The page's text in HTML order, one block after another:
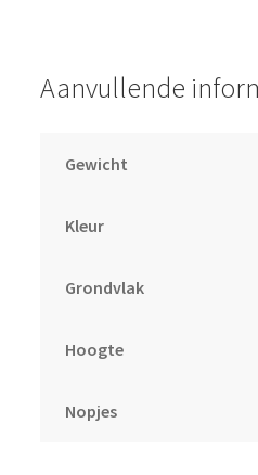
Aanvullende
Gewicht
Kleur
Grondvlak
Hoogte
Nopjes